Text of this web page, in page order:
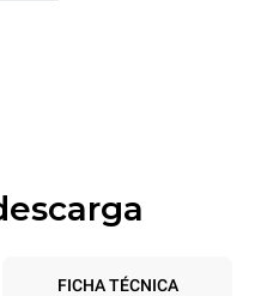
de la bandeja
600x400
FICHA TÉCNICA